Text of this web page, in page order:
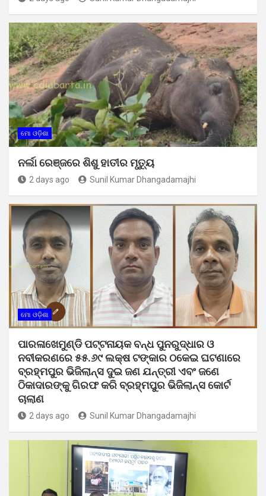
ମୋ ଓଡ଼ିଶା
ନର୍ଲା ରେଞ୍ଜରେ ଶିଶୁ ହାତୀର ମୃତ୍ୟୁ
2 days ago Sunil Kumar Dhangadamajhi
ମୋ ଓଡ଼ିଶା
ପାରଳାଖେମୁଣ୍ଡି ପଟ୍ଟନାୟକ ବନ୍ଧ ପୁନରୁଦ୍ଧାର ଓ
ନବୀକରଣରେ ୫୫.୬୯ ଲକ୍ଷ ଟଙ୍କାର ଠକେଇ ଘଟଣାରେ
ବ୍ରହ୍ମପୁର ଭିଜିଲାନ୍ସ ଦୁଇ ଜଣ ଯନ୍ତ୍ରୀ ଏବଂ ଜଣେ
ଠିକାଦାରଙ୍କୁ ଗିରଫ କରି ବ୍ରହ୍ମପୁର ଭିଜିଲାନ୍ସ କୋର୍ଟ
ଚାଲାଣ
2 days ago Sunil Kumar Dhangadamajhi